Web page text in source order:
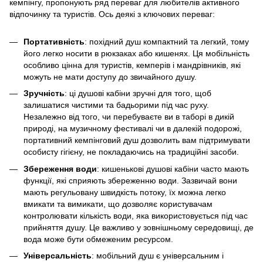
кемпінгу, пропонують ряд переваг для любителів активного
відпочинку та туристів. Ось деякі з ключових переваг:
Портативність: похідний душ компактний та легкий, тому
його легко носити в рюкзаках або кишенях. Ця мобільність
особливо цінна для туристів, кемперів і мандрівників, які
можуть не мати доступу до звичайного душу.
Зручність: ці душові кабіни зручні для того, щоб
залишатися чистими та бадьорими під час руху.
Незалежно від того, чи перебуваєте ви в таборі в дикій
природі, на музичному фестивалі чи в далекій подорожі,
портативний кемпінговий душ дозволить вам підтримувати
особисту гігієну, не покладаючись на традиційні засоби.
Збереження води: кишенькові душові кабіни часто мають
функції, які сприяють збереженню води. Зазвичай вони
мають регульовану швидкість потоку, їх можна легко
вмикати та вимикати, що дозволяє користувачам
контролювати кількість води, яка використовується під час
прийняття душу. Це важливо у зовнішньому середовищі, де
вода може бути обмеженим ресурсом.
Універсальність: мобільний душ є універсальним і